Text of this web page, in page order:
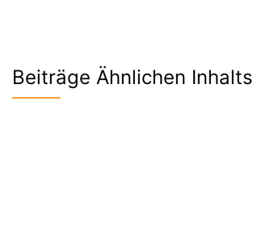
Beiträge Ähnlichen Inhalts